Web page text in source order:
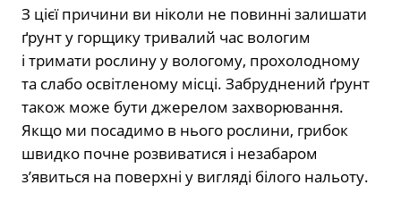
З цієї причини ви ніколи не повинні залишати
ґрунт у горщику тривалий час вологим
і тримати рослину у вологому, прохолодному
та слабо освітленому місці. Забруднений ґрунт
також може бути джерелом захворювання.
Якщо ми посадимо в нього рослини, грибок
швидко почне розвиватися і незабаром
з’явиться на поверхні у вигляді білого нальоту.